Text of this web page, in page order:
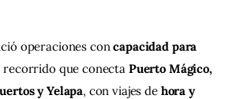
operaciones con capacidad para
recorrido que conecta Puerto Mágico,
y Yelapa, con viajes de hora y